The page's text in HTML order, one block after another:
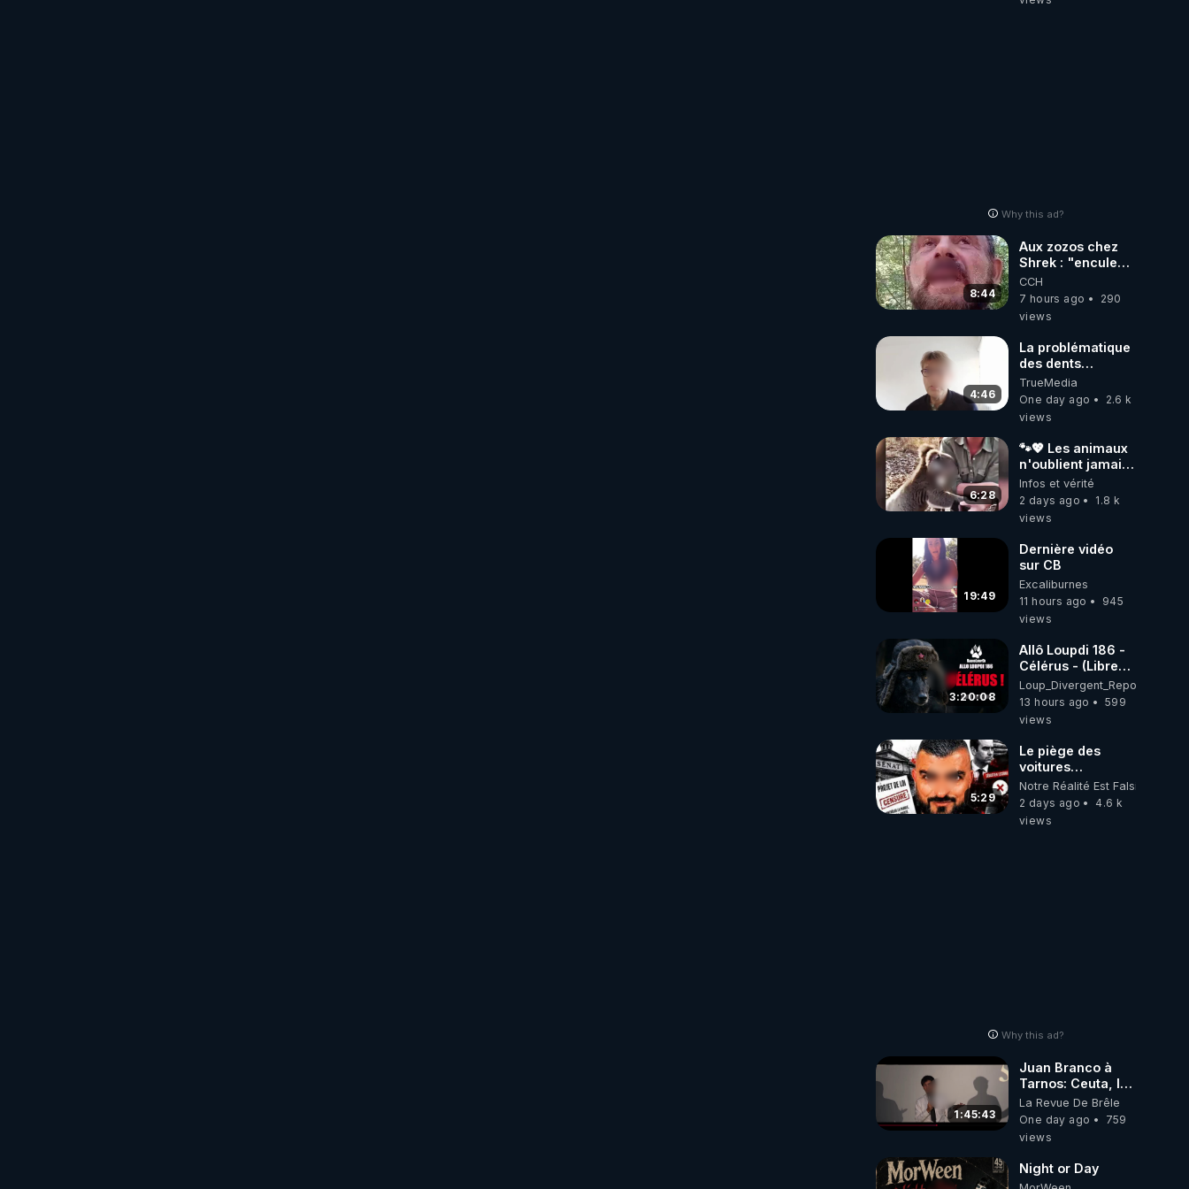
Why this ad?
8:44
Aux zozos chez
Shrek : "encule
toi tout seul
espèce de mal
polish"
CCH
7 hours ago
290
views
4:46
La problématique
des dents
dévitalisées et
des implants
TrueMedia
One day ago
2.6 k
views
6:28
🐾💖 Les animaux
n'oublient jamais
ceux qu'ils
aiment… 🥹❤️
Infos et vérité
2 days ago
1.8 k
views
19:49
Dernière vidéo
sur CB
Excaliburnes
11 hours ago
945
views
3:20:08
Allô Loupdi 186 -
Célérus - (Libre
Antenne) - Loup
Divergent
2026.08.06
Loup_Divergent_Reposts
13 hours ago
599
views
5:29
Le piège des
voitures
électriques se
referme sur les
usagers !
Notre Réalité Est Falsifiée Et
2 days ago
4.6 k
views
Why this ad?
1:45:43
Juan Branco à
Tarnos: Ceuta, le
narcotrafic et le
pouvoir en France
La Revue De Brêle
One day ago
759
views
Night or Day